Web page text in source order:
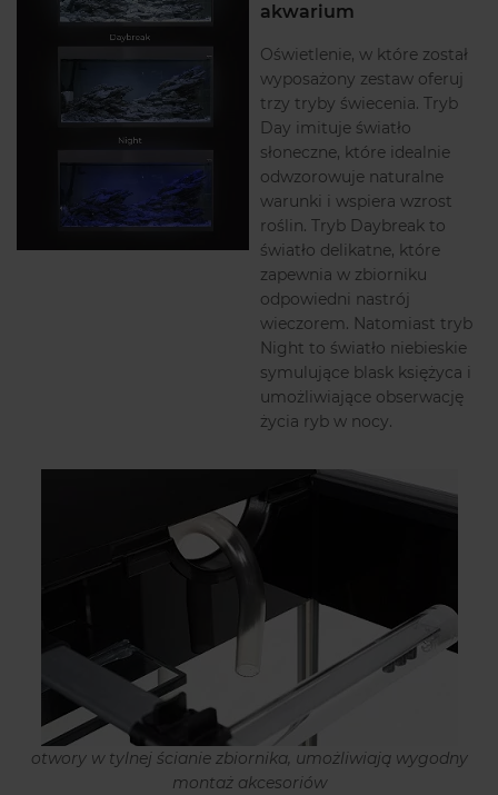
akwarium
Oświetlenie, w które został
wyposażony zestaw oferuj
trzy tryby świecenia. Tryb
Day imituje światło
słoneczne, które idealnie
odwzorowuje naturalne
warunki i wspiera wzrost
roślin. Tryb Daybreak to
światło delikatne, które
zapewnia w zbiorniku
odpowiedni nastrój
wieczorem. Natomiast tryb
Night to światło niebieskie
symulujące blask księżyca i
umożliwiające obserwację
życia ryb w nocy.
otwory w tylnej ścianie zbiornika, umożliwiają wygodny
montaż akcesoriów